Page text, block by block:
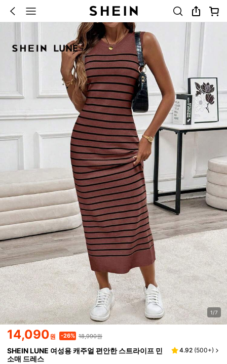
1/7
14,090원 -26% 18,990원
SHEIN LUNE 여성용 캐주얼 편안한 스트라이프 민
소매 드레스
4.92 (500+)